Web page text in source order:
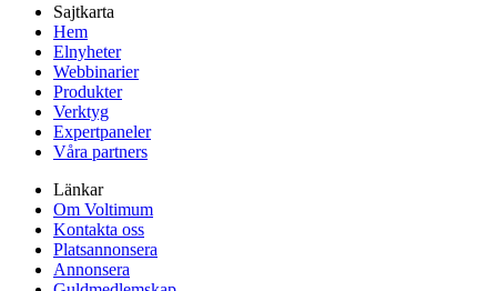
Sajtkarta
Hem
Elnyheter
Webbinarier
Produkter
Verktyg
Expertpaneler
Våra partners
Länkar
Om Voltimum
Kontakta oss
Platsannonsera
Annonsera